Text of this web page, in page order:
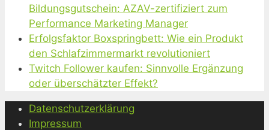
Bildungsgutschein: AZAV-zertifiziert zum
Performance Marketing Manager
Erfolgsfaktor Boxspringbett: Wie ein Produkt
den Schlafzimmermarkt revolutioniert
Twitch Follower kaufen: Sinnvolle Ergänzung
oder überschätzter Effekt?
Datenschutzerklärung
Impressum